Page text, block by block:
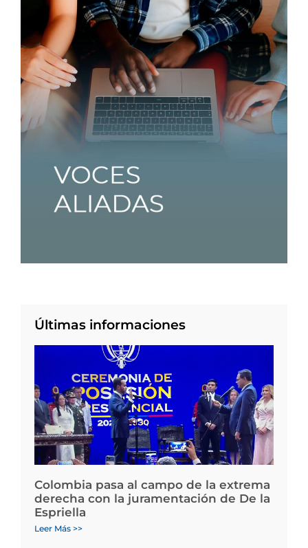
Últimas informaciones
Colombia pasa al campo de la extrema
derecha con la juramentación de De la
Espriella
Leer Más >>